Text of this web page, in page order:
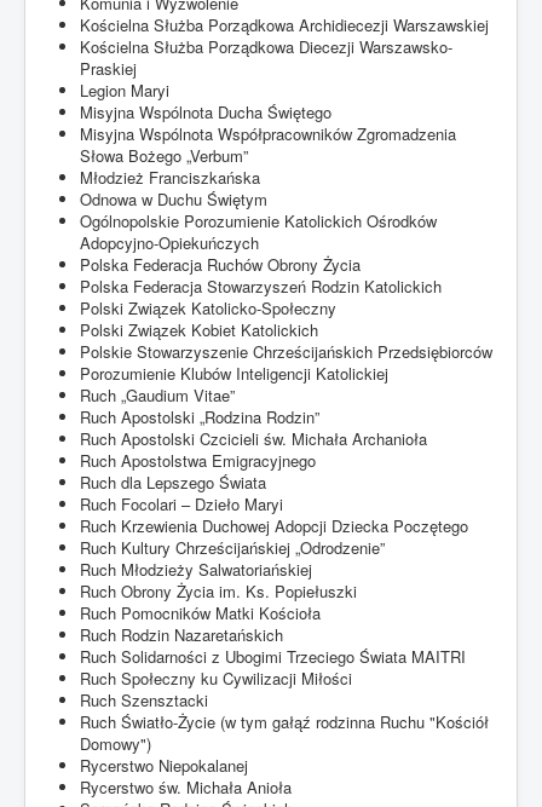
Kościelna Służba Porządkowa Archidiecezji Warszawskiej
Kościelna Służba Porządkowa Diecezji Warszawsko-
Praskiej
Legion Maryi
Misyjna Wspólnota Ducha Świętego
Misyjna Wspólnota Współpracowników Zgromadzenia
Słowa Bożego „Verbum”
Młodzież Franciszkańska
Odnowa w Duchu Świętym
Ogólnopolskie Porozumienie Katolickich Ośrodków
Adopcyjno-Opiekuńczych
Polska Federacja Ruchów Obrony Życia
Polska Federacja Stowarzyszeń Rodzin Katolickich
Polski Związek Katolicko-Społeczny
Polski Związek Kobiet Katolickich
Polskie Stowarzyszenie Chrześcijańskich Przedsiębiorców
Porozumienie Klubów Inteligencji Katolickiej
Ruch „Gaudium Vitae”
Ruch Apostolski „Rodzina Rodzin”
Ruch Apostolski Czcicieli św. Michała Archanioła
Ruch Apostolstwa Emigracyjnego
Ruch dla Lepszego Świata
Ruch Focolari – Dzieło Maryi
Ruch Krzewienia Duchowej Adopcji Dziecka Poczętego
Ruch Kultury Chrześcijańskiej „Odrodzenie”
Ruch Młodzieży Salwatoriańskiej
Ruch Obrony Życia im. Ks. Popiełuszki
Ruch Pomocników Matki Kościoła
Ruch Rodzin Nazaretańskich
Ruch Solidarności z Ubogimi Trzeciego Świata MAITRI
Ruch Społeczny ku Cywilizacji Miłości
Ruch Szensztacki
Ruch Światło-Życie (w tym gałąź rodzinna Ruchu "Kościół
Domowy")
Rycerstwo Niepokalanej
Rycerstwo św. Michała Anioła